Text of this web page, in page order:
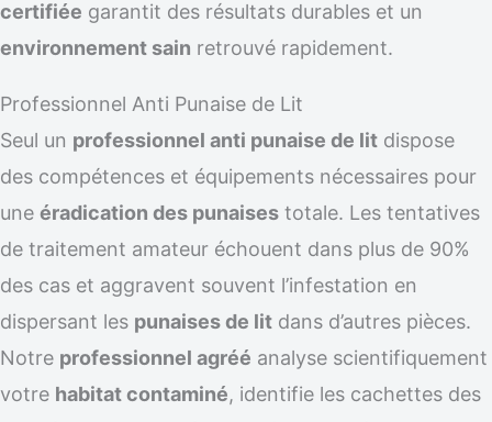
certifiée garantit des résultats durables et un
environnement sain retrouvé rapidement.
Professionnel Anti Punaise de Lit
Seul un professionnel anti punaise de lit dispose
des compétences et équipements nécessaires pour
une éradication des punaises totale. Les tentatives
de traitement amateur échouent dans plus de 90%
des cas et aggravent souvent l’infestation en
dispersant les punaises de lit dans d’autres pièces.
Notre professionnel agréé analyse scientifiquement
votre habitat contaminé, identifie les cachettes des